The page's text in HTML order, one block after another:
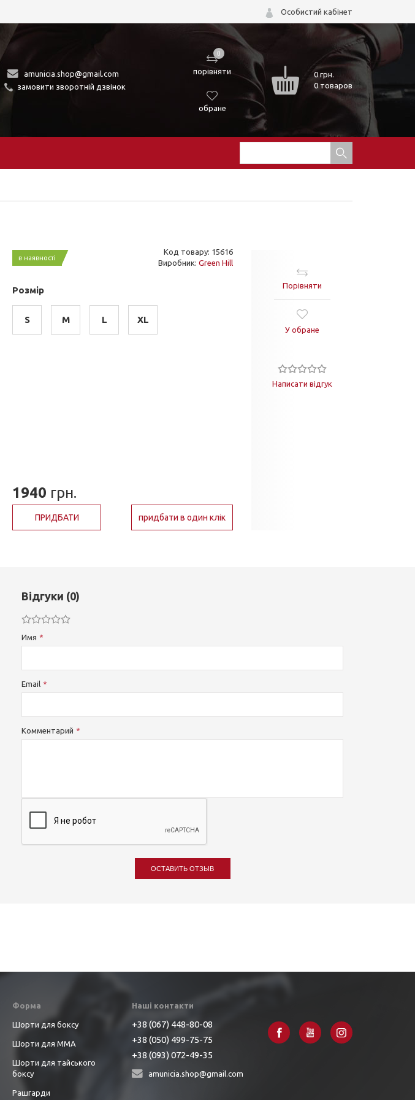
Особистий кабінет
amunicia.shop@gmail.com
замовити зворотній дзвінок
0
порівняти
обране
0грн.
0 товаров
в наявності
Код товару: 15616
Виробник: Green Hill
Розмір
S M L XL
1940 грн.
ПРИДБАТИ придбати в один клік
Порівняти
У обране
Написати відгук
Відгуки (0)
Имя
Email
Комментарий
ОСТАВИТЬ ОТЗЫВ
Форма
Шорти для боксу
Шорти для ММА
Шорти для тайського
боксу
Рашгарди
Наші контакти
+38 (067) 448-80-08
+38 (050) 499-75-75
+38 (093) 072-49-35
amunicia.shop@gmail.com